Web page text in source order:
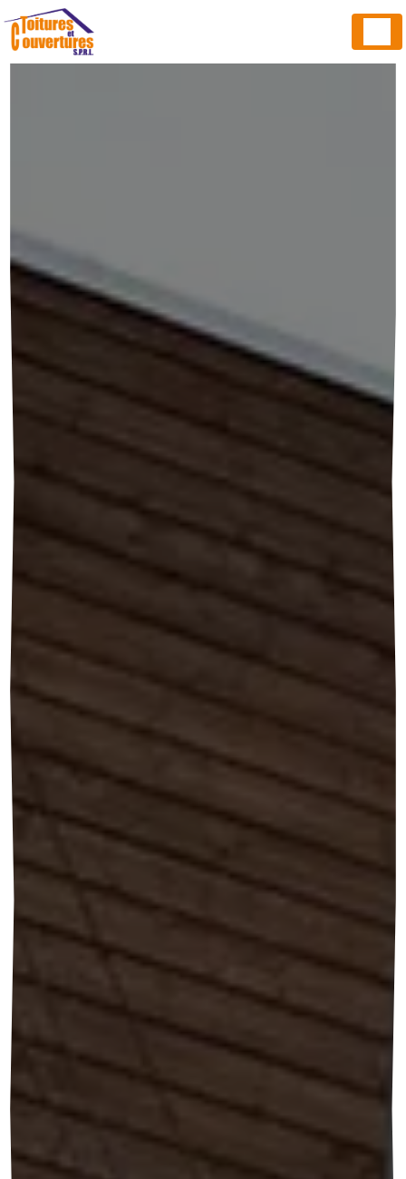
Panneau de gestion des cookies